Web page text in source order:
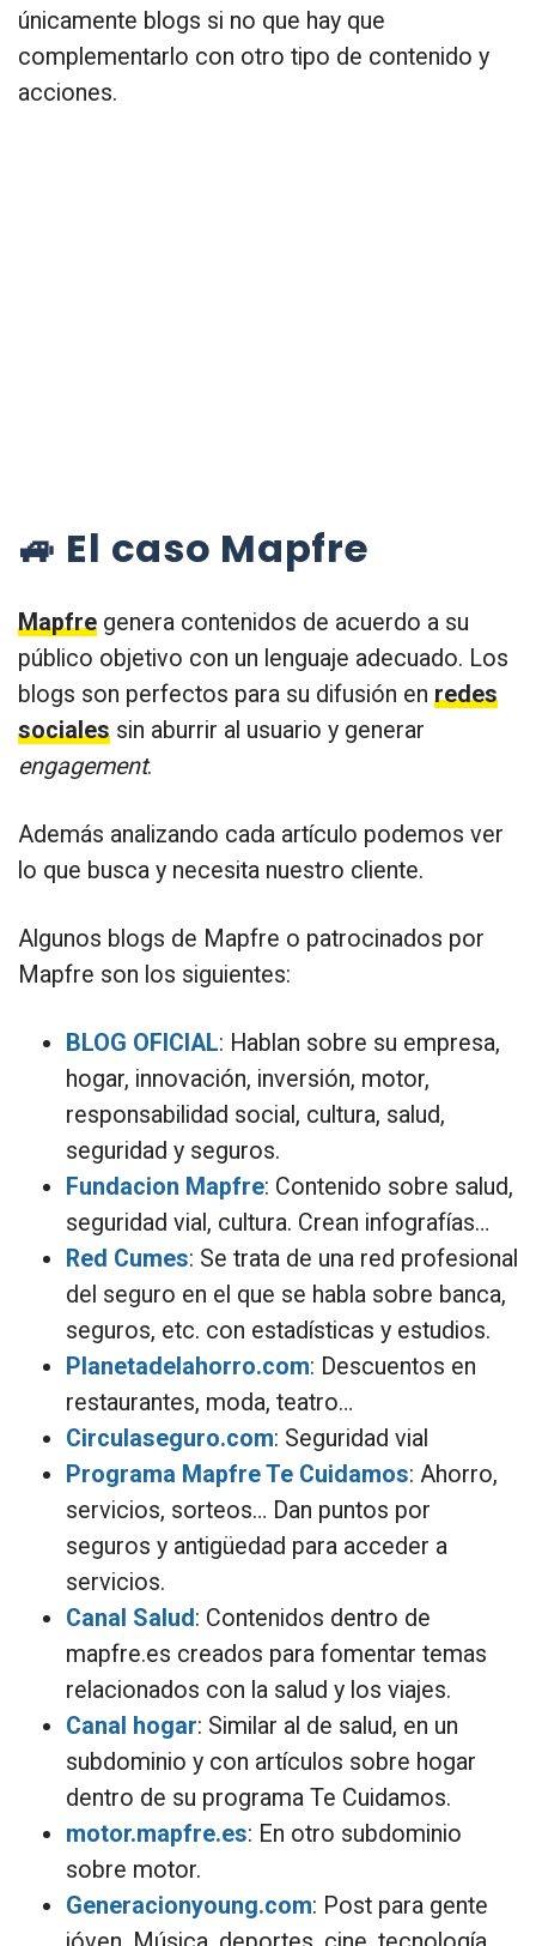
únicamente blogs si no que hay que
complementarlo con otro tipo de contenido y
acciones.
🚙 El caso Mapfre
Mapfre genera contenidos de acuerdo a su
público objetivo con un lenguaje adecuado. Los
blogs son perfectos para su difusión en redes
sociales sin aburrir al usuario y generar
engagement.
Además analizando cada artículo podemos ver
lo que busca y necesita nuestro cliente.
Algunos blogs de Mapfre o patrocinados por
Mapfre son los siguientes:
BLOG OFICIAL: Hablan sobre su empresa,
hogar, innovación, inversión, motor,
responsabilidad social, cultura, salud,
seguridad y seguros.
Fundacion Mapfre: Contenido sobre salud,
seguridad vial, cultura. Crean infografías…
Red Cumes: Se trata de una red profesional
del seguro en el que se habla sobre banca,
seguros, etc. con estadísticas y estudios.
Planetadelahorro.com: Descuentos en
restaurantes, moda, teatro…
Circulaseguro.com: Seguridad vial
Programa Mapfre Te Cuidamos: Ahorro,
servicios, sorteos… Dan puntos por
seguros y antigüedad para acceder a
servicios.
Canal Salud: Contenidos dentro de
mapfre.es creados para fomentar temas
relacionados con la salud y los viajes.
Canal hogar: Similar al de salud, en un
subdominio y con artículos sobre hogar
dentro de su programa Te Cuidamos.
motor.mapfre.es: En otro subdominio
sobre motor.
Generacionyoung.com: Post para gente